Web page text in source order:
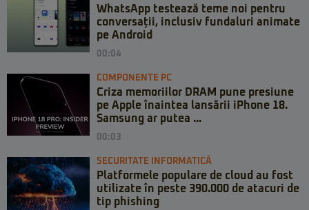
WhatsApp testează teme noi pentru
conversații, inclusiv fundaluri animate
pe Android
00:04
COMPONENTE PC
Criza memoriilor DRAM pune presiune
pe Apple înaintea lansării iPhone 18.
Samsung ar putea ...
00:03
SECURITATE INFORMATICĂ
Platformele populare de cloud au fost
utilizate în peste 390.000 de atacuri de
tip phishing